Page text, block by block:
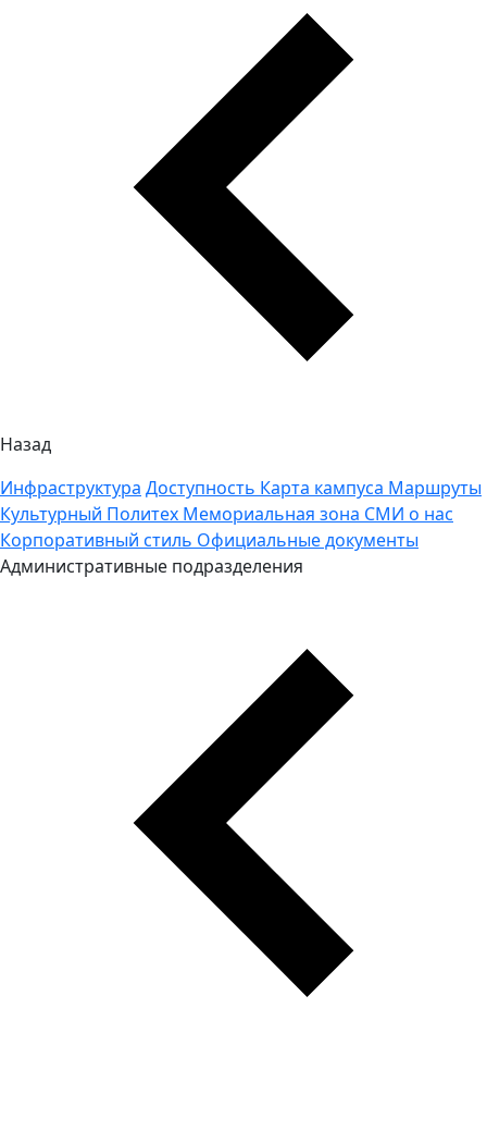
Назад
Инфраструктура Доступность Карта кампуса Маршруты
Культурный Политех Мемориальная зона СМИ о нас
Корпоративный стиль Официальные документы
Административные подразделения